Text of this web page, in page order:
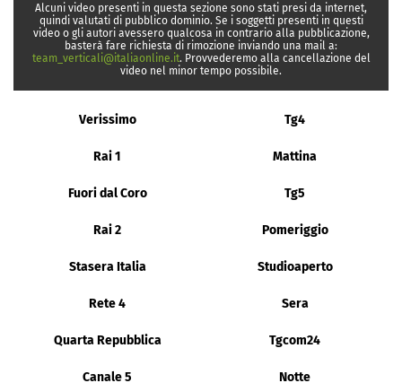
Alcuni video presenti in questa sezione sono stati presi da internet,
quindi valutati di pubblico dominio. Se i soggetti presenti in questi
video o gli autori avessero qualcosa in contrario alla pubblicazione,
basterà fare richiesta di rimozione inviando una mail a:
team_verticali@italiaonline.it. Provvederemo alla cancellazione del
video nel minor tempo possibile.
Verissimo Tg4
Rai 1 Mattina
Fuori dal Coro Tg5
Rai 2 Pomeriggio
Stasera Italia Studioaperto
Rete 4 Sera
Quarta Repubblica Tgcom24
Canale 5 Notte